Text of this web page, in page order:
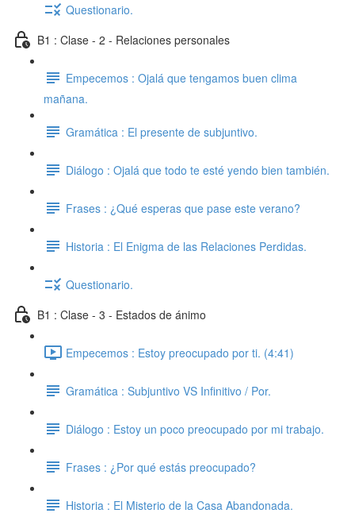
Questionario.
B1 : Clase - 2 - Relaciones personales
Empecemos : Ojalá que tengamos buen clima
mañana.
Gramática : El presente de subjuntivo.
Diálogo : Ojalá que todo te esté yendo bien también.
Frases : ¿Qué esperas que pase este verano?
Historia : El Enigma de las Relaciones Perdidas.
Questionario.
B1 : Clase - 3 - Estados de ánimo
Empecemos : Estoy preocupado por ti. (4:41)
Gramática : Subjuntivo VS Infinitivo / Por.
Diálogo : Estoy un poco preocupado por mi trabajo.
Frases : ¿Por qué estás preocupado?
Historia : El Misterio de la Casa Abandonada.